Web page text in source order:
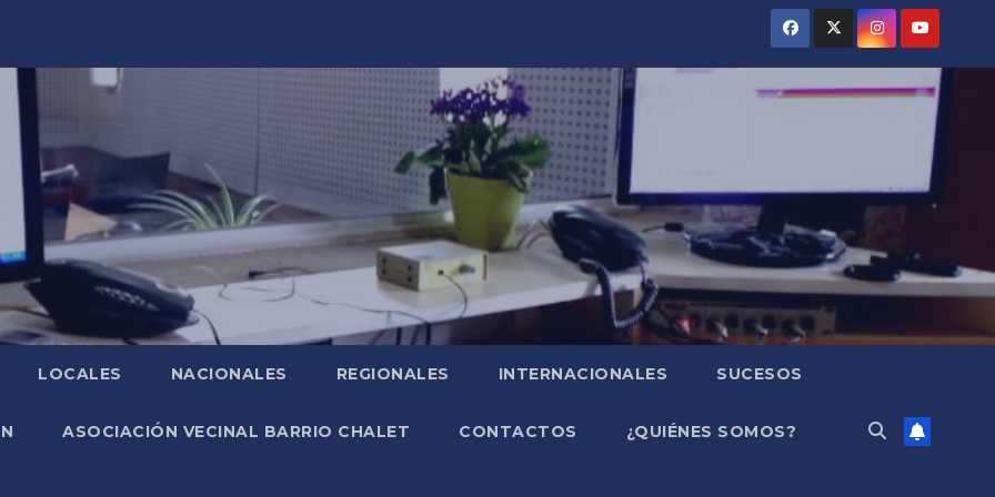
LOCALES NACIONALES REGIONALES INTERNACIONALES SUCESOS
ASOCIACIÓN VECINAL BARRIO CHALET CONTACTOS ¿QUIÉNES SOMOS?